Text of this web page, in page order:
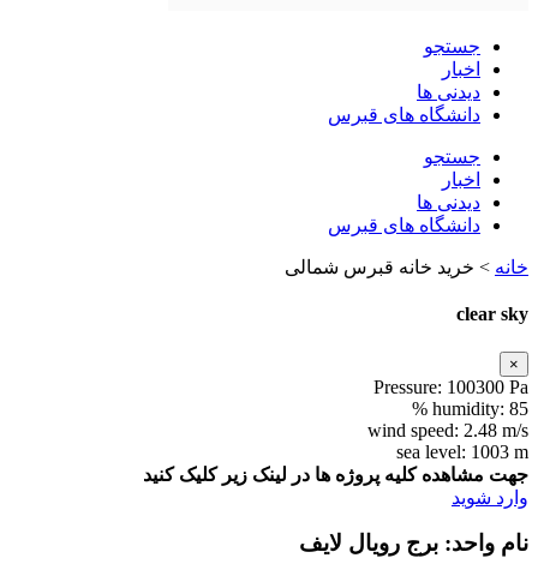
جستجو
اخبار
دیدنی ها
دانشگاه های قبرس
جستجو
اخبار
دیدنی ها
دانشگاه های قبرس
خانه > خرید خانه قبرس شمالی
clear sky
×
Pressure: 100300 Pa
humidity: 85 %
wind speed: 2.48 m/s
sea level: 1003 m
جهت مشاهده کلیه پروژه ها در لینک زیر کلیک کنید
وارد شوید
نام واحد: برج رویال لایف